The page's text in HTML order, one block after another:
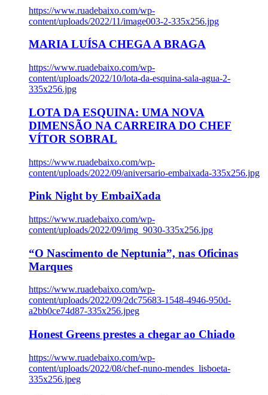
https://www.ruadebaixo.com/wp-
content/uploads/2022/11/image003-2-335x256.jpg
MARIA LUÍSA CHEGA A BRAGA
https://www.ruadebaixo.com/wp-
content/uploads/2022/10/lota-da-esquina-sala-agua-2-
335x256.jpg
LOTA DA ESQUINA: UMA NOVA
DIMENSÃO NA CARREIRA DO CHEF
VÍTOR SOBRAL
https://www.ruadebaixo.com/wp-
content/uploads/2022/09/aniversario-embaixada-335x256.jpg
Pink Night by EmbaiXada
https://www.ruadebaixo.com/wp-
content/uploads/2022/09/img_9030-335x256.jpg
“O Nascimento de Neptunia”, nas Oficinas
Marques
https://www.ruadebaixo.com/wp-
content/uploads/2022/09/2dc75683-1548-4946-950d-
a2bb0ce74d87-335x256.jpeg
Honest Greens prestes a chegar ao Chiado
https://www.ruadebaixo.com/wp-
content/uploads/2022/08/chef-nuno-mendes_lisboeta-
335x256.jpeg